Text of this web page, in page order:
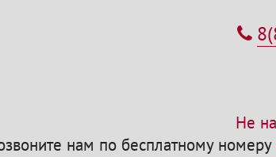
Не
нам по бесплатному номеру